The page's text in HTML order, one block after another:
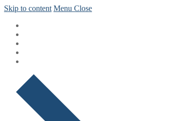
Skip to content Menu Close